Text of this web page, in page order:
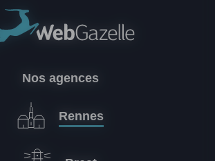
Nos agences
Rennes